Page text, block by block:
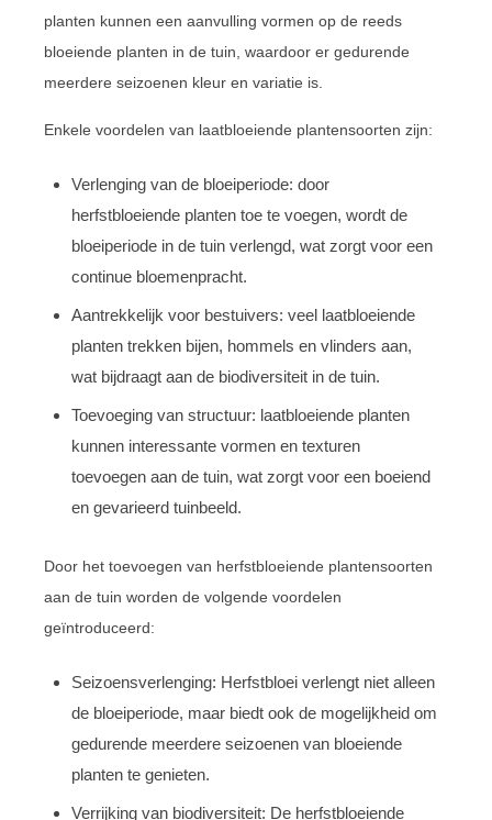
planten kunnen een aanvulling vormen op de reeds
bloeiende planten in de tuin, waardoor er gedurende
meerdere seizoenen kleur en variatie is.
Enkele voordelen van laatbloeiende plantensoorten zijn:
Verlenging van de bloeiperiode: door
herfstbloeiende planten toe te voegen, wordt de
bloeiperiode in de tuin verlengd, wat zorgt voor een
continue bloemenpracht.
Aantrekkelijk voor bestuivers: veel laatbloeiende
planten trekken bijen, hommels en vlinders aan,
wat bijdraagt aan de biodiversiteit in de tuin.
Toevoeging van structuur: laatbloeiende planten
kunnen interessante vormen en texturen
toevoegen aan de tuin, wat zorgt voor een boeiend
en gevarieerd tuinbeeld.
Door het toevoegen van herfstbloeiende plantensoorten
aan de tuin worden de volgende voordelen
geïntroduceerd:
Seizoensverlenging: Herfstbloei verlengt niet alleen
de bloeiperiode, maar biedt ook de mogelijkheid om
gedurende meerdere seizoenen van bloeiende
planten te genieten.
Verrijking van biodiversiteit: De herfstbloeiende